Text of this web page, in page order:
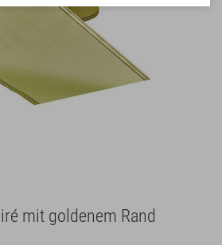
mit goldenem Rand